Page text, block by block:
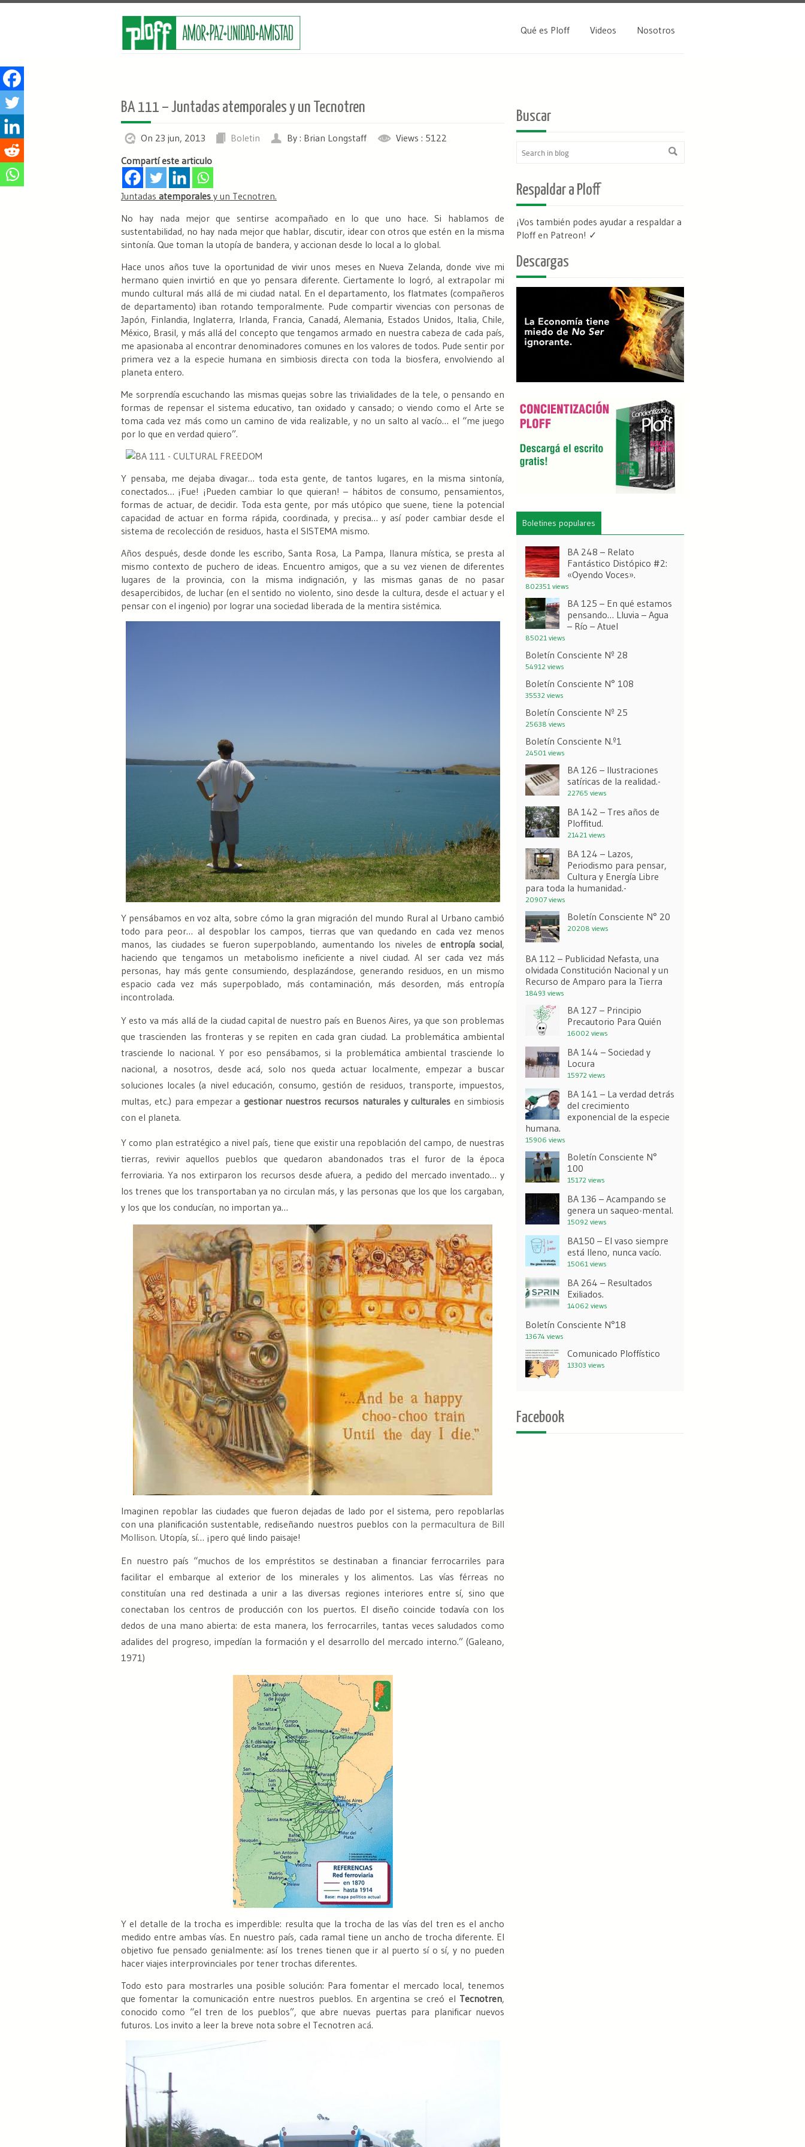
Qué es Ploff Videos Nosotros
BA 111 – Juntadas atemporales y un Tecnotren
On 23 jun, 2013 Boletin By : Brian Longstaff
Views : 5122
Compartí este articulo
Juntadas atemporales y un Tecnotren.
No hay nada mejor que sentirse acompañado en lo que uno hace. Si hablamos de
sustentabilidad, no hay nada mejor que hablar, discutir, idear con otros que estén en la misma
sintonía. Que toman la utopía de bandera, y accionan desde lo local a lo global.
Hace unos años tuve la oportunidad de vivir unos meses en Nueva Zelanda, donde vive mi
hermano quien invirtió en que yo pensara diferente. Ciertamente lo logró, al extrapolar mi
mundo cultural más allá de mi ciudad natal. En el departamento, los flatmates (compañeros
de departamento) iban rotando temporalmente. Pude compartir vivencias con personas de
Japón, Finlandia, Inglaterra, Irlanda, Francia, Canadá, Alemania, Estados Unidos, Italia, Chile,
México, Brasil, y más allá del concepto que tengamos armado en nuestra cabeza de cada país,
me apasionaba al encontrar denominadores comunes en los valores de todos. Pude sentir por
primera vez a la especie humana en simbiosis directa con toda la biosfera, envolviendo al
planeta entero.
Me sorprendía escuchando las mismas quejas sobre las trivialidades de la tele, o pensando en
formas de repensar el sistema educativo, tan oxidado y cansado; o viendo como el Arte se
toma cada vez más como un camino de vida realizable, y no un salto al vacío… el “me juego
por lo que en verdad quiero”.
Y pensaba, me dejaba divagar… toda esta gente, de tantos lugares, en la misma sintonía,
conectados… ¡Fue! ¡Pueden cambiar lo que quieran! – hábitos de consumo, pensamientos,
formas de actuar, de decidir. Toda esta gente, por más utópico que suene, tiene la potencial
capacidad de actuar en forma rápida, coordinada, y precisa… y así poder cambiar desde el
sistema de recolección de residuos, hasta el SISTEMA mismo.
Años después, desde donde les escribo, Santa Rosa, La Pampa, llanura mística, se presta al
mismo contexto de puchero de ideas. Encuentro amigos, que a su vez vienen de diferentes
lugares de la provincia, con la misma indignación, y las mismas ganas de no pasar
desapercibidos, de luchar (en el sentido no violento, sino desde la cultura, desde el actuar y el
pensar con el ingenio) por lograr una sociedad liberada de la mentira sistémica.
Y pensábamos en voz alta, sobre cómo la gran migración del mundo Rural al Urbano cambió
todo para peor… al despoblar los campos, tierras que van quedando en cada vez menos
manos, las ciudades se fueron superpoblando, aumentando los niveles de entropía social,
haciendo que tengamos un metabolismo ineficiente a nivel ciudad.Al ser cada vez más
personas, hay más gente consumiendo, desplazándose, generando residuos, en un mismo
espacio cada vez más superpoblado, más contaminación, más desorden, más entropía
incontrolada.
Y esto va más allá de la ciudad capital de nuestro país en Buenos Aires, ya que son problemas
que trascienden las fronteras y se repiten en cada gran ciudad. La problemática ambiental
trasciende lo nacional. Y por eso pensábamos, si la problemática ambiental trasciende lo
nacional, a nosotros, desde acá, solo nos queda actuar localmente, empezar a buscar
soluciones locales (a nivel educación, consumo, gestión de residuos, transporte, impuestos,
multas, etc.) para empezar a gestionar nuestros recursos naturales y culturales en simbiosis
con el planeta.
Y como plan estratégico a nivel país, tiene que existir una repoblación del campo, de nuestras
tierras, revivir aquellos pueblos que quedaron abandonados tras el furor de la época
ferroviaria. Ya nos extirparon los recursos desde afuera, a pedido del mercado inventado… y
los trenes que los transportaban ya no circulan más, y las personas que los que los cargaban,
y los que los conducían, no importan ya…
Imaginen repoblar las ciudades que fueron dejadas de lado por el sistema, pero repoblarlas
con una planificación sustentable, rediseñando nuestros pueblos con la permacultura de Bill
Mollison. Utopía, sí… ¡pero qué lindo paisaje!
En nuestro país “muchos de los empréstitos se destinaban a financiar ferrocarriles para
facilitar el embarque al exterior de los minerales y los alimentos. Las vías férreas no
constituían una red destinada a unir a las diversas regiones interiores entre sí, sino que
conectaban los centros de producción con los puertos. El diseño coincide todavía con los
dedos de una mano abierta: de esta manera, los ferrocarriles, tantas veces saludados como
adalides del progreso, impedían la formación y el desarrollo del mercado interno.” (Galeano,
1971)
Y el detalle de la trocha es imperdible: resulta que la trocha de las vías del tren es el ancho
medido entre ambas vías. En nuestro país, cada ramal tiene un ancho de trocha diferente. El
objetivo fue pensado genialmente: así los trenes tienen que ir al puerto sí o sí, y no pueden
hacer viajes interprovinciales por tener trochas diferentes.
Todo esto para mostrarles una posible solución: Para fomentar el mercado local, tenemos
que fomentar la comunicación entre nuestros pueblos. En argentina se creó el Tecnotren,
conocido como “el tren de los pueblos”, que abre nuevas puertas para planificar nuevos
futuros. Los invito a leer la breve nota sobre el Tecnotren acá.
Buscar
Respaldar a Ploff
¡Vos también podes ayudar a respaldar a
Ploff en Patreon! ✓
Descargas
Boletines populares
BA 248 – Relato
Fantástico Distópico #2:
«Oyendo Voces».
802351 views
BA 125 – En qué estamos
pensando… Lluvia – Agua
– Río – Atuel
85021 views
Boletín Consciente Nº 28
54912 views
Boletín Consciente N° 108
35532 views
Boletín Consciente Nº 25
25638 views
Boletín Consciente N.º1
24501 views
BA 126 – Ilustraciones
satíricas de la realidad.-
22765 views
BA 142 – Tres años de
Ploffitud.
21421 views
BA 124 – Lazos,
Periodismo para pensar,
Cultura y Energía Libre
para toda la humanidad.-
20907 views
Boletín Consciente N° 20
20208 views
BA 112 – Publicidad Nefasta, una
olvidada Constitución Nacional y un
Recurso de Amparo para la Tierra
18493 views
BA 127 – Principio
Precautorio Para Quién
16002 views
BA 144 – Sociedad y
Locura
15972 views
BA 141 – La verdad detrás
del crecimiento
exponencial de la especie
humana.
15906 views
Boletín Consciente N°
100
15172 views
BA 136 – Acampando se
genera un saqueo-mental.
15092 views
BA150 – El vaso siempre
está lleno, nunca vacío.
15061 views
BA 264 – Resultados
Exiliados.
14062 views
Boletín Consciente N°18
13674 views
Comunicado Ploffístico
13303 views
Facebook